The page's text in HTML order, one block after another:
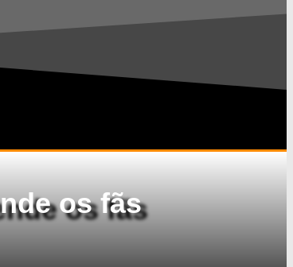
os fãs